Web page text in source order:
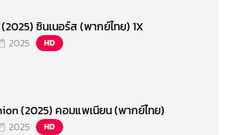
ซินเนอร์ส (พากย์ไทย) 1X
2025 HD
(2025) คอมแพเนียน (พากย์ไทย)
2025 HD